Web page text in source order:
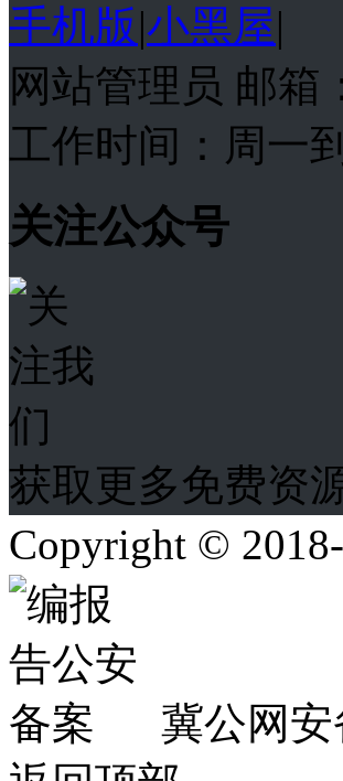
手机版|小黑屋|
网站管理员 邮箱
工作时间：周一
关注公众号
获取更多免费资
Copyright ©
冀公网安